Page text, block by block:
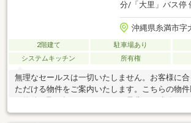
分/「大里」バス停
沖縄県糸満市字
2階建て 駐車場あり
システムキッチン
所有権
無理なセールスは一切いたしません。お客様に
ただける物件をご案内いたします。こちらの物件
の物件を取り扱っております。是非、ご連絡をお
す！